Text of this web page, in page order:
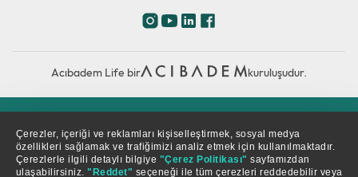
Çerezler, içeriği ve reklamları kişiselleştirmek, sosyal medya
özellikleri sağlamak ve trafiğimizi analiz etmek için kullanılmaktadır.
Çerezlerle ilgili detaylı bilgiye "Çerez Politikası" sayfamızdan
ulaşabilirsiniz. "Reddet" seçeneği ile tüm çerezleri reddedebilir veya
Acıbadem Life bir kuruluşudur.
© Copyright 2026. Tüm hakları saklıdır.